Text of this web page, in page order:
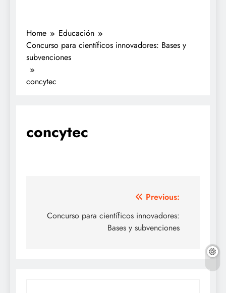
Home
Educación
Concurso para científicos innovadores: Bases y
subvenciones
concytec
concytec
de
Previous:
Concurso para científicos innovadores:
Bases y subvenciones